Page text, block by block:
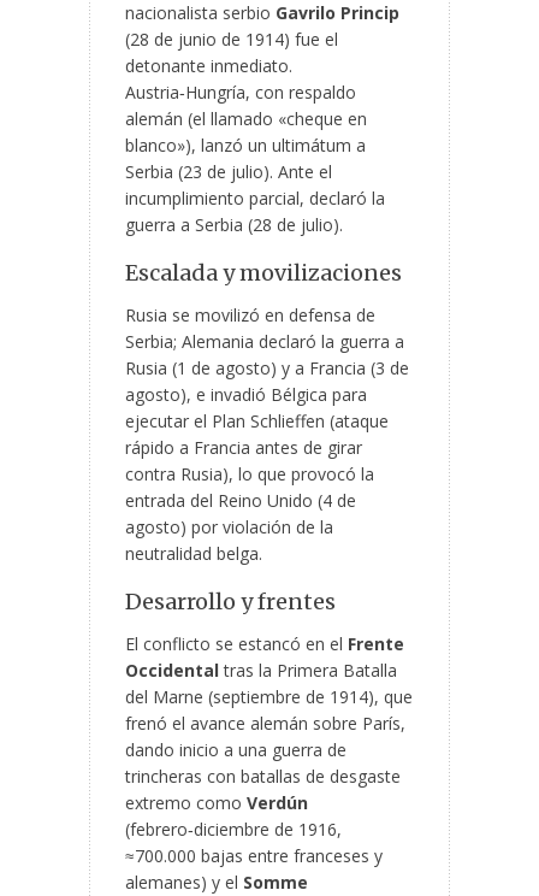
nacionalista serbio Gavrilo Princip
(28 de junio de 1914) fue el
detonante inmediato.
Austria‑Hungría, con respaldo
alemán (el llamado «cheque en
blanco»), lanzó un ultimátum a
Serbia (23 de julio). Ante el
incumplimiento parcial, declaró la
guerra a Serbia (28 de julio).
Escalada y movilizaciones
Rusia se movilizó en defensa de
Serbia; Alemania declaró la guerra a
Rusia (1 de agosto) y a Francia (3 de
agosto), e invadió Bélgica para
ejecutar el Plan Schlieffen (ataque
rápido a Francia antes de girar
contra Rusia), lo que provocó la
entrada del Reino Unido (4 de
agosto) por violación de la
neutralidad belga.
Desarrollo y frentes
El conflicto se estancó en el Frente
Occidentaltras la Primera Batalla
del Marne (septiembre de 1914), que
frenó el avance alemán sobre París,
dando inicio a una guerra de
trincheras con batallas de desgaste
extremo como Verdún
(febrero‑diciembre de 1916,
≈700.000 bajas entre franceses y
alemanes) y el Somme